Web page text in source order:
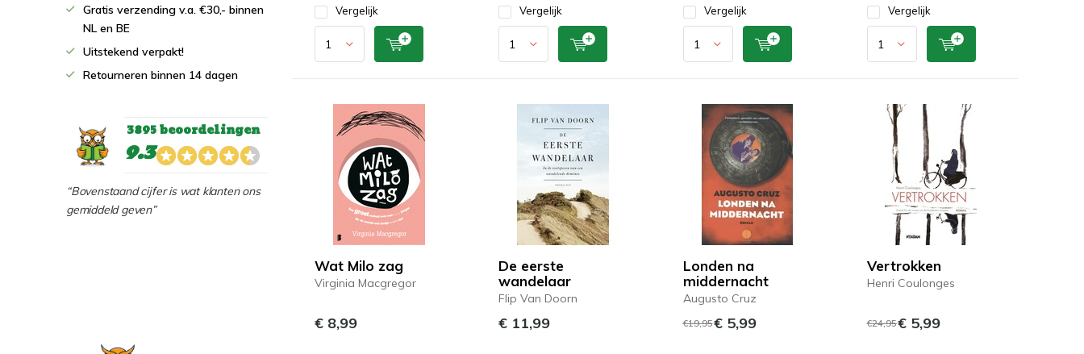
Vergelijk Vergelijk Vergelijk Vergelijk
Wat Milo zag
Virginia Macgregor
€ 8,99
De eerste
wandelaar
Flip Van Doorn
€ 11,99
Londen na
middernacht
Augusto Cruz
€19,95€ 5,99
Vertrokken
Henri Coulonges
€24,95€ 5,99
Gratis verzending v.a. €30,- binnen
NL en BE
Uitstekend verpakt!
Retourneren binnen 14 dagen
9.3
3895 beoordelingen
“Bovenstaand cijfer is wat klanten ons
gemiddeld geven”